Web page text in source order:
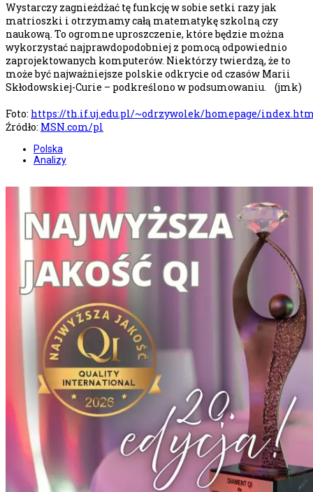
Wystarczy zagnieżdżać tę funkcję w sobie setki razy jak
matrioszki i otrzymamy całą matematykę szkolną czy
naukową. To ogromne uproszczenie, które będzie można
wykorzystać najprawdopodobniej z pomocą odpowiednio
zaprojektowanych komputerów. Niektórzy twierdzą, że to
może być najważniejsze polskie odkrycie od czasów Marii
Skłodowskiej-Curie – podkreślono w podsumowaniu. (jmk)
Foto: https://th.if.uj.edu.pl/~odrzywolek/homepage/
Źródło: MSN.com/pl
Polska
Analizy